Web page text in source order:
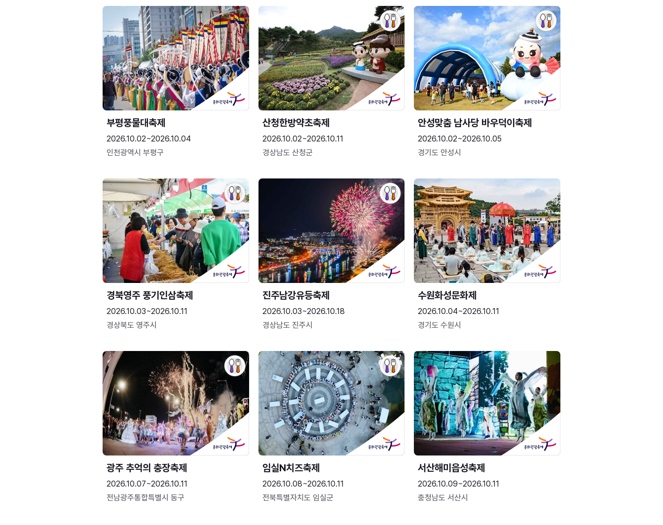
부평풍물대축제
2026.10.02~2026.10.04
인천광역시 부평구
산청한방약초축제
2026.10.02~2026.10.11
경상남도 산청군
안성맞춤 남사당 바우덕이축제
2026.10.02~2026.10.05
경기도 안성시
경북영주 풍기인삼축제
2026.10.03~2026.10.11
경상북도 영주시
진주남강유등축제
2026.10.03~2026.10.18
경상남도 진주시
수원화성문화제
2026.10.04~2026.10.11
경기도 수원시
광주 추억의 충장축제
2026.10.07~2026.10.11
전남광주통합특별시 동구
임실N치즈축제
2026.10.08~2026.10.11
전북특별자치도 임실군
서산해미읍성축제
2026.10.09~2026.10.11
충청남도 서산시